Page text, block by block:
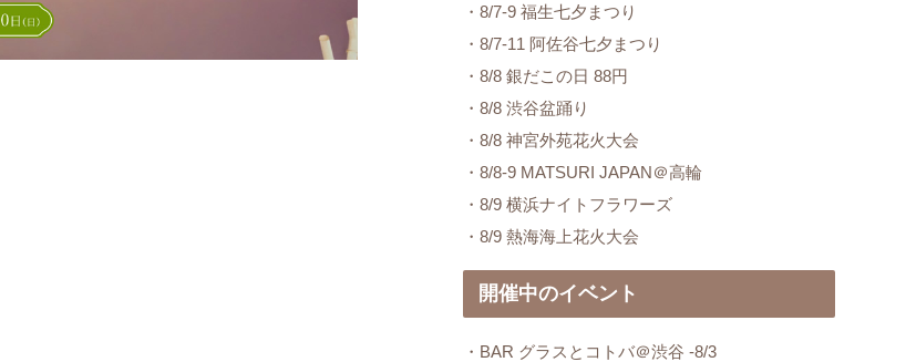
・8/7-9 福生七夕まつり
・8/7-11 阿佐谷七夕まつり
・8/8 銀だこの日 88円
・8/8 渋谷盆踊り
・8/8 神宮外苑花火大会
・8/8-9 MATSURI JAPAN＠高輪
・8/9 横浜ナイトフラワーズ
・8/9 熱海海上花火大会
開催中のイベント
・BAR グラスとコトバ＠渋谷 -8/3